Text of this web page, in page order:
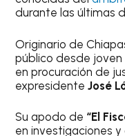
durante las últimas
Originario de
público desde
en procuración de
expresidenteJosé
Su apodo de “El
en investigaciones